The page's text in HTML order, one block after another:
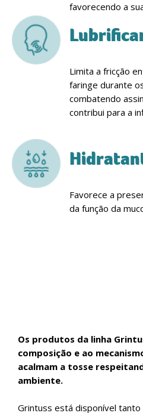
favorecendo a
Limita a fricção
faringe durante
combatendo
contribui para a
Favorece a
da função da
Os produtos da linha
composição e ao
acalmam a tosse
ambiente.
Grintuss está disponível